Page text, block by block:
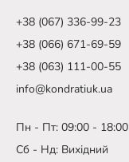
+38 (067) 336-99-23
+38 (066) 671-69-59
+38 (063) 111-00-55
info@kondratiuk.ua
Пн - Пт: 09:00 - 18:00
Сб - Нд: Вихідний